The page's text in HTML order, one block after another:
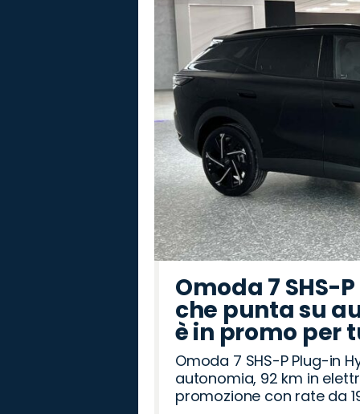
Omoda 7 SHS-
che punta su
è in promo per
Omoda 7 SHS-P Plug-in
autonomia, 92 km in
promozione con rate da